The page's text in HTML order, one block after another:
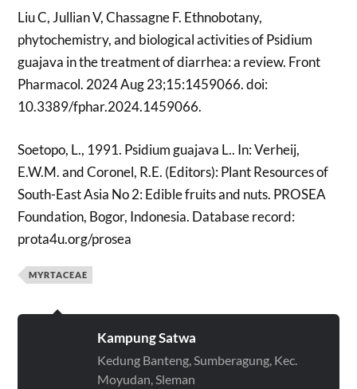
Liu C, Jullian V, Chassagne F. Ethnobotany,
phytochemistry, and biological activities of Psidium
guajava in the treatment of diarrhea: a review. Front
Pharmacol. 2024 Aug 23;15:1459066. doi:
10.3389/fphar.2024.1459066.
Soetopo, L., 1991. Psidium guajava L.. In: Verheij,
E.W.M. and Coronel, R.E. (Editors): Plant Resources of
South-East Asia No 2: Edible fruits and nuts. PROSEA
Foundation, Bogor, Indonesia. Database record:
prota4u.org/prosea
MYRTACEAE
Kampung Satwa
Kedung Banteng, Sumberagung, Kec.
Moyudan, Sleman